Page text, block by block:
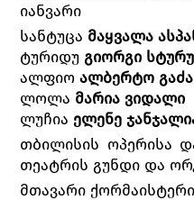
იანვარი
სანტუცა მაყვალა
ტურიდუ გიორგი
ალფიოალბერტო
ლოლა მარია ვიდალი
ლუჩია ელენე
თბილისის ოპერისა
თეატრის გუნდი და
მთავარი